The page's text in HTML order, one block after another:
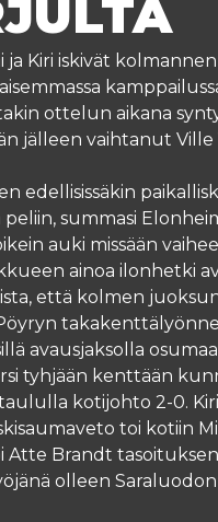
Kiri iskivät
ottelun aikana
jälleen vaihtanut
edellisissäkin
summasi
auki missään
ainoa ilonhetki
että kolmen
avausjaksolla
tyhjään kenttään
kotijohto 2-0.
toi kotiin
Atte Brandt
olleen